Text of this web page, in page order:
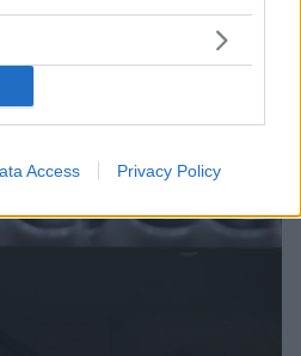
Access Privacy Policy